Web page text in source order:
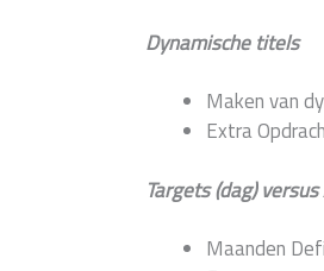
Dynamische titels
Maken van
Extra
Targets (dag)
Maanden